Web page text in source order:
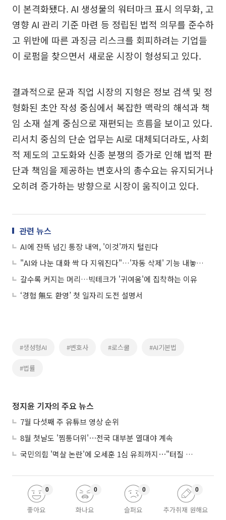
이 본격화됐다. AI 생성물의 워터마크 표시 의무화, 고
영향 AI 관리 기준 마련 등 정립된 법적 의무를 준수하
고 위반에 따른 과징금 리스크를 회피하려는 기업들
이 로펌을 찾으면서 새로운 시장이 형성되고 있다.
결과적으로 문과 직업 시장의 지형은 정보 검색 및 정
형화된 초안 작성 중심에서 복잡한 맥락의 해석과 책
임 소재 설계 중심으로 재편되는 흐름을 보이고 있다.
리서치 중심의 단순 업무는 AI로 대체되더라도, 사회
적 제도의 고도화와 신종 분쟁의 증가로 인해 법적 판
단과 책임을 제공하는 변호사의 총수요는 유지되거나
오히려 증가하는 방향으로 시장이 움직이고 있다.
관련 뉴스
AI에 잔뜩 넘긴 통장 내역, '이것'까지 털린다
"AI와 나눈 대화 싹 다 지워진다"…'자동 삭제' 기능 내놓은 메타
갈수록 커지는 머리…빅테크가 '귀여움'에 집착하는 이유
‘경험 無도 환영’ 첫 일자리 도전 설명서
#생성형AI #변호사 #로스쿨 #AI기본법
#법률
정지윤 기자의 주요 뉴스
7월 다섯째 주 유튜브 영상 순위
8월 첫날도 '찜통더위'⋯전국 대부분 열대야 계속
국민의힘 '멱살 논란'에 오세훈 1심 유죄까지⋯"터질 게 터졌다"
좋아요
0
화나요
0
슬퍼요
0
추가취재 원해요
0